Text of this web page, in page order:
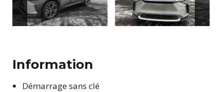
Information
Démarrage sans clé